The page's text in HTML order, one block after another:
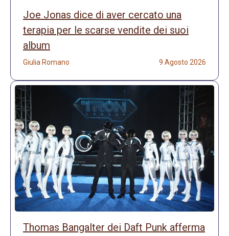
Joe Jonas dice di aver cercato una
terapia per le scarse vendite dei suoi
album
Giulia Romano 9 Agosto 2026
Thomas Bangalter dei Daft Punk afferma